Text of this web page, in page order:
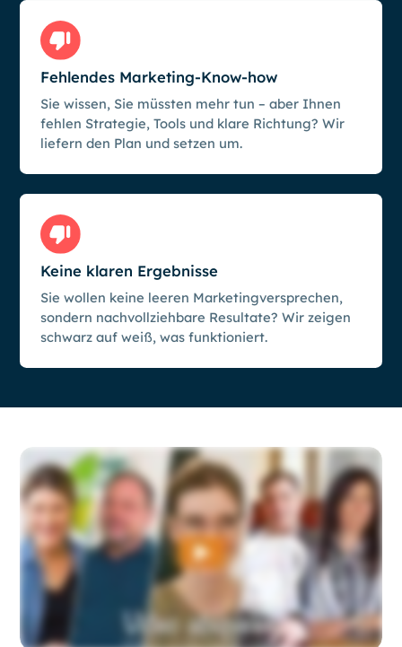
Fehlendes Marketing-Know-how
Sie wissen, Sie müssten mehr tun – aber Ihnen
fehlen Strategie, Tools und klare Richtung? Wir
liefern den Plan und setzen um.
Keine klaren Ergebnisse
Sie wollen keine leeren Marketingversprechen,
sondern nachvollziehbare Resultate? Wir zeigen
schwarz auf weiß, was funktioniert.